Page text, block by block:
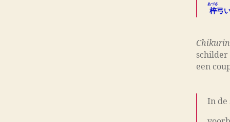
梓
あづさ
弓
schilder
een
In de